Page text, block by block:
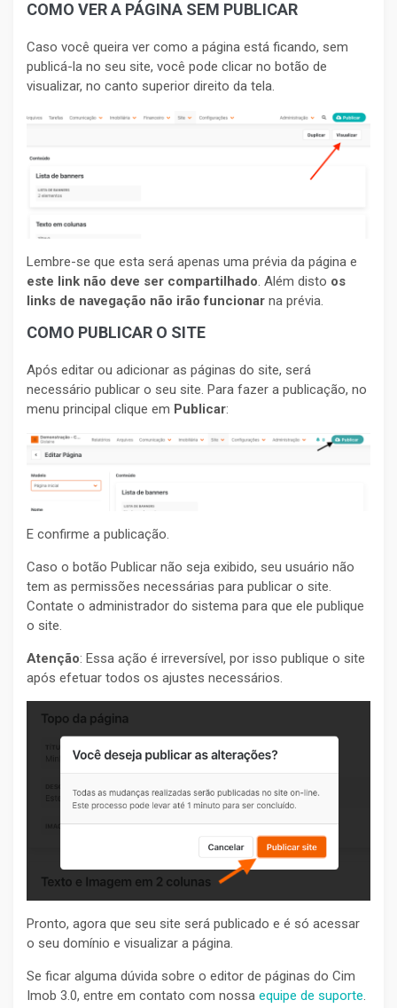
COMO VER A PÁGINA SEM PUBLICAR
Caso você queira ver como a página está ficando, sem
publicá-la no seu site, você pode clicar no botão de
visualizar, no canto superior direito da tela.
Lembre-se que esta será apenas uma prévia da página e
este link não deve ser compartilhado. Além disto os
links de navegação não irão funcionar na prévia.
COMO PUBLICAR O SITE
Após editar ou adicionar as páginas do site, será
necessário publicar o seu site. Para fazer a publicação, no
menu principal clique em Publicar:
E confirme a publicação.
Caso o botão Publicar não seja exibido, seu usuário não
tem as permissões necessárias para publicar o site.
Contate o administrador do sistema para que ele publique
o site.
Atenção: Essa ação é irreversível, por isso publique o site
após efetuar todos os ajustes necessários.
Pronto, agora que seu site será publicado e é só acessar
o seu domínio e visualizar a página.
Se ficar alguma dúvida sobre o editor de páginas do Cim
Imob 3.0, entre em contato com nossa equipe de suporte.